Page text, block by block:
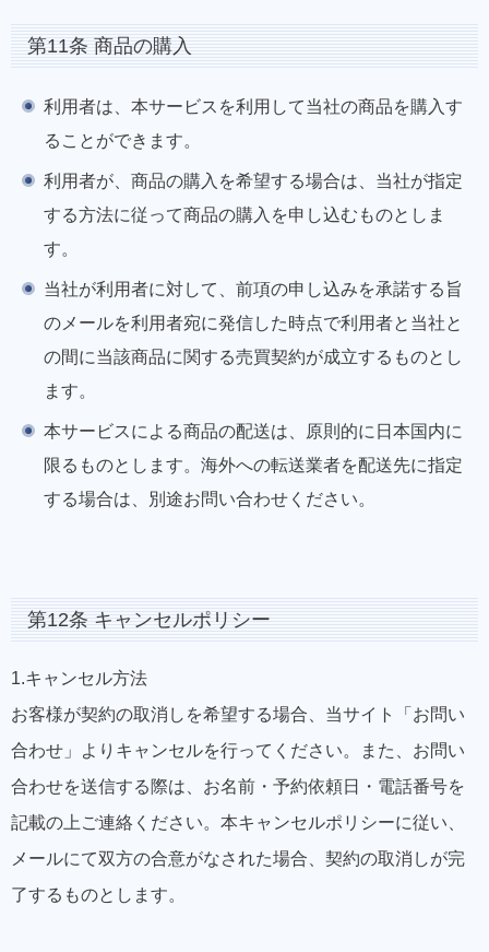
第11条 商品の購入
利用者は、本サービスを利用して当社の商品を購入す
ることができます。
利用者が、商品の購入を希望する場合は、当社が指定
する方法に従って商品の購入を申し込むものとしま
す。
当社が利用者に対して、前項の申し込みを承諾する旨
のメールを利用者宛に発信した時点で利用者と当社と
の間に当該商品に関する売買契約が成立するものとし
ます。
本サービスによる商品の配送は、原則的に日本国内に
限るものとします。海外への転送業者を配送先に指定
する場合は、別途お問い合わせください。
第12条 キャンセルポリシー
1.キャンセル方法
お客様が契約の取消しを希望する場合、当サイト「お問い
合わせ」よりキャンセルを行ってください。また、お問い
合わせを送信する際は、お名前・予約依頼日・電話番号を
記載の上ご連絡ください。本キャンセルポリシーに従い、
メールにて双方の合意がなされた場合、契約の取消しが完
了するものとします。